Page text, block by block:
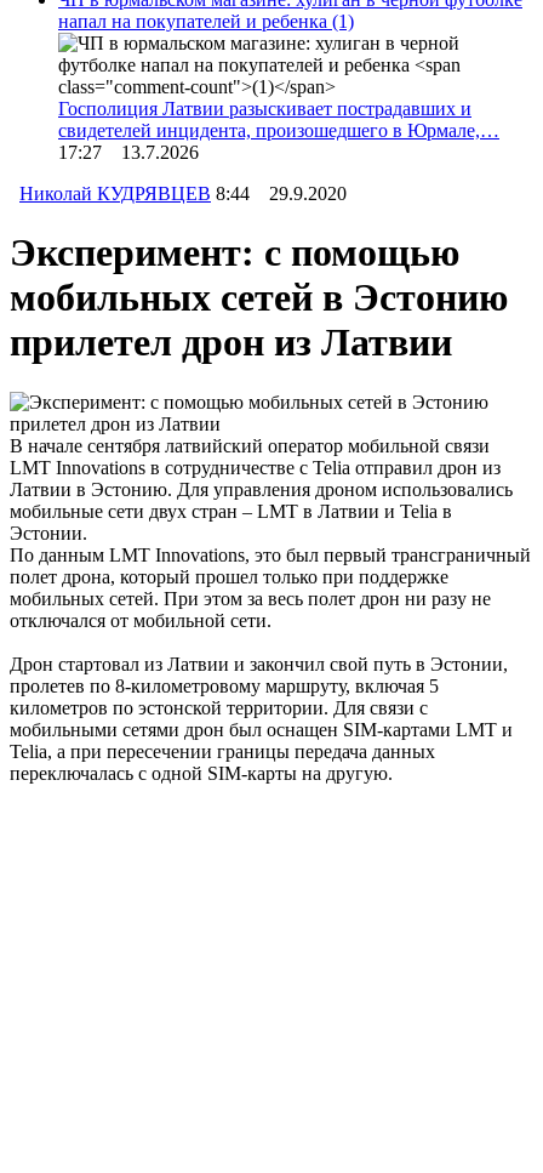
напал на покупателей и ребенка (1)
Госполиция Латвии разыскивает пострадавших и
свидетелей инцидента, произошедшего в Юрмале,…
17:27 13.7.2026
Николай КУДРЯВЦЕВ 8:44 29.9.2020
Эксперимент: с помощью
мобильных сетей в Эстонию
прилетел дрон из Латвии
В начале сентября латвийский оператор мобильной связи
LMT Innovations в сотрудничестве с Telia отправил дрон из
Латвии в Эстонию. Для управления дроном использовались
мобильные сети двух стран – LMT в Латвии и Telia в
Эстонии.
По данным LMT Innovations, это был первый трансграничный
полет дрона, который прошел только при поддержке
мобильных сетей. При этом за весь полет дрон ни разу не
отключался от мобильной сети.
Дрон стартовал из Латвии и закончил свой путь в Эстонии,
пролетев по 8-километровому маршруту, включая 5
километров по эстонской территории. Для связи с
мобильными сетями дрон был оснащен SIM-картами LMT и
Telia, а при пересечении границы передача данных
переключалась с одной SIM-карты на другую.